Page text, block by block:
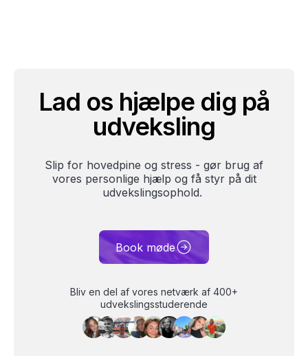
Lad os hjælpe dig på
udveksling
Slip for hovedpine og stress - gør brug af
vores personlige hjælp og få styr på dit
udvekslingsophold.
Book møde
Bliv en del af vores netværk af 400+
udvekslingsstuderende